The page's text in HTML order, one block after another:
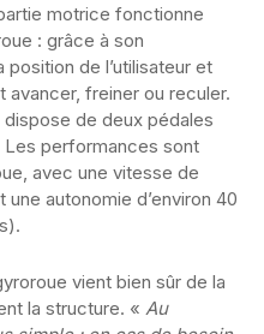
motrice fonctionne
: grâce à son
de l’utilisateur et
avancer, freiner ou reculer.
de deux pédales
performances sont
avec une vitesse de
autonomie d’environ 40
vient bien sûr de la
la structure. « Au